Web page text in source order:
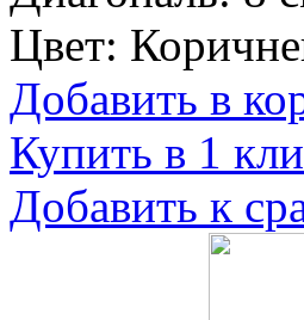
Цвет:
Добавить в
Купить в 1
Добавить к